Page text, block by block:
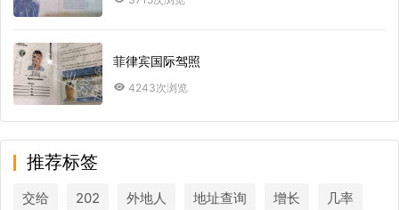
菲律宾国际驾照
4243次浏览
推荐标签
交给 202 外地人 地址查询 增长 几率